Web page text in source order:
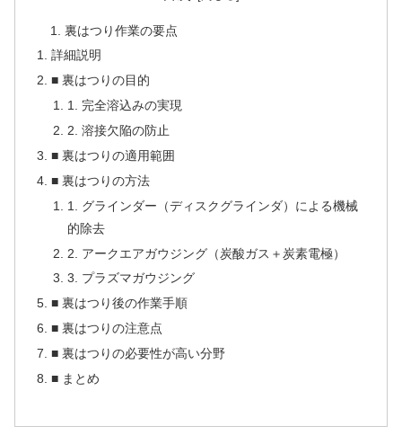
裏はつり作業の要点
詳細説明
■ 裏はつりの目的
1. 完全溶込みの実現
2. 溶接欠陥の防止
■ 裏はつりの適用範囲
■ 裏はつりの方法
1. グラインダー（ディスクグラインダ）による機械
的除去
2. アークエアガウジング（炭酸ガス＋炭素電極）
3. プラズマガウジング
■ 裏はつり後の作業手順
■ 裏はつりの注意点
■ 裏はつりの必要性が高い分野
■ まとめ